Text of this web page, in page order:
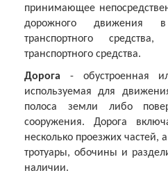
принимающее
дорожного движения в
транспортного
транспортного средства.
Дорога - обустроенная
используемая для
полоса земли либо
сооружения. Дорога
несколько проезжих частей,
тротуары, обочины и
наличии.